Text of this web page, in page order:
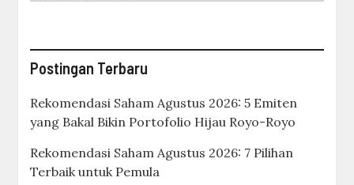
Postingan Terbaru
Rekomendasi Saham Agustus 2026: 5 Emiten
yang Bakal Bikin Portofolio Hijau Royo-Royo
Rekomendasi Saham Agustus 2026: 7 Pilihan
Terbaik untuk Pemula